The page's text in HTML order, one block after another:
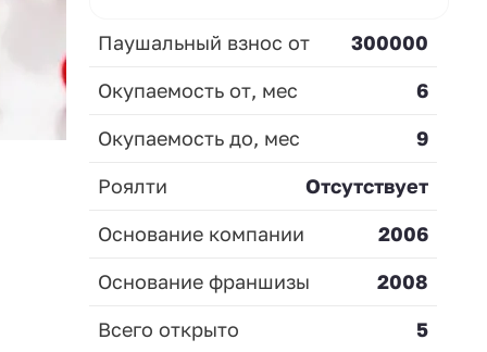
Паушальный взнос от
300000
Окупаемость от, мес
6
Окупаемость до, мес
9
Роялти
Отсутствует
Основание компании
2006
Основание франшизы
2008
Всего открыто
5